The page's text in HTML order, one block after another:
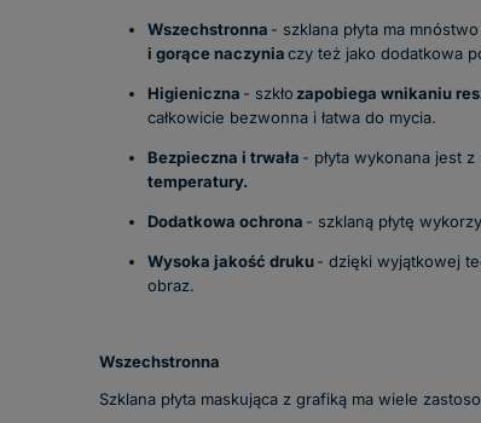
Wszechstronna - szklana płyta ma
i gorące naczyniaczy też jako dodatkowa
Higieniczna - szkłozapobiega wnikaniu
całkowicie bezwonna i łatwa do mycia.
Bezpieczna i trwała - płyta wykonana jest
temperatury.
Dodatkowa ochrona - szklaną płytę
Wysoka jakość druku- dzięki wyjątkowej
obraz.
Wszechstronna
Szklana płyta maskująca z grafiką ma wiele